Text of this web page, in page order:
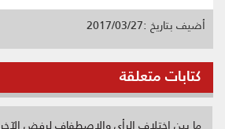
أضيف بتاريخ :2017/03/27
كتابات متعلقة
ما بين اختلاف الرأي والاصطفاف لرفض الآخر